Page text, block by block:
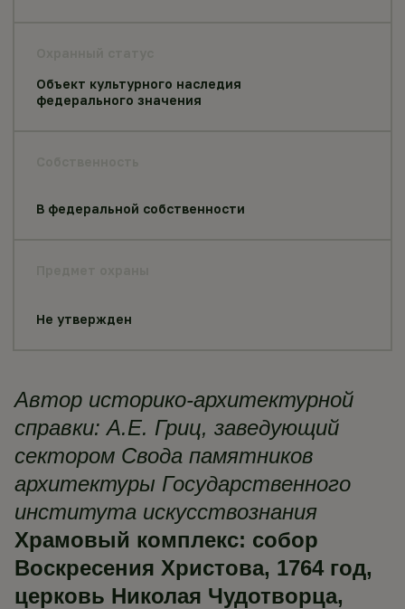
Объект культурного наследия
федерального значения
В федеральной собственности
Не утвержден
Автор историко-архитектурной
справки: А.Е. Гриц, заведующий
сектором Свода памятников
архитектуры Государственного
института искусствознания
Храмовый комплекс: собор
Воскресения Христова, 1764 год,
церковь Николая Чудотворца,